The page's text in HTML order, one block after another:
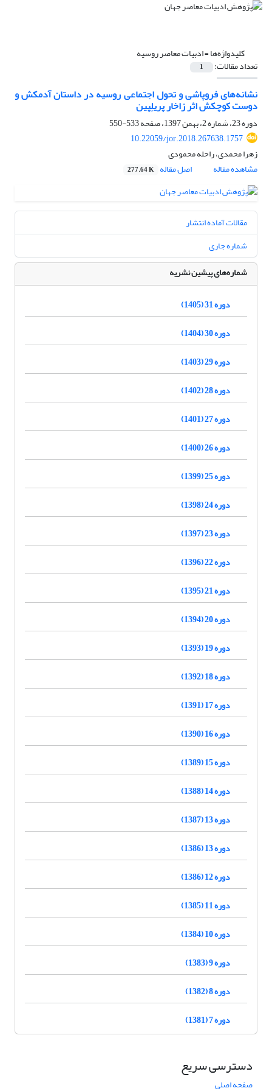
کلیدواژه‌ها =ادبیات معاصر روسیه
تعداد مقالات: 1
نشانه‌های فروپاشی و تحول اجتماعی روسیه در داستان آدمکش و
دوست کوچکش اثر زاخار پریلِپین
دوره 23، شماره 2، بهمن 1397، صفحه
533-550
10.22059/jor.2018.267638.1757
زهرا محمدی، راحله محمودی
مشاهده مقاله
اصل مقاله 277.64 K
مقالات آماده انتشار
شماره جاری
شماره‌های پیشین نشریه
دوره 31 (1405)
دوره 30 (1404)
دوره 29 (1403)
دوره 28 (1402)
دوره 27 (1401)
دوره 26 (1400)
دوره 25 (1399)
دوره 24 (1398)
دوره 23 (1397)
دوره 22 (1396)
دوره 21 (1395)
دوره 20 (1394)
دوره 19 (1393)
دوره 18 (1392)
دوره 17 (1391)
دوره 16 (1390)
دوره 15 (1389)
دوره 14 (1388)
دوره 13 (1387)
دوره 13 (1386)
دوره 12 (1386)
دوره 11 (1385)
دوره 10 (1384)
دوره 9 (1383)
دوره 8 (1382)
دوره 7 (1381)
دسترسی سریع
صفحه اصلی